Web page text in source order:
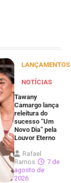
LANÇAMENTOS
NOTÍCIAS
Tawany
Camargo lança
releitura do
sucesso “Um
Novo Dia” pela
Louvor Eterno
Rafael
Ramos
7 de
agosto de
2026